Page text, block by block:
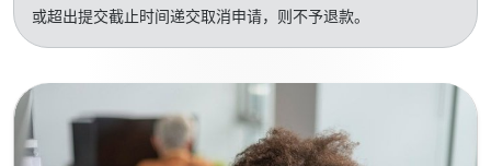
或超出提交截止时间递交取消申请，则不予退款。